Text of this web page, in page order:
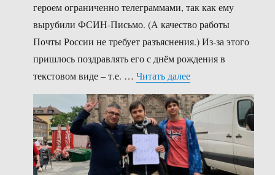
героем ограниченно телеграммами, так как ему
вырубили ФСИН-Письмо. (А качество работы
Почты России не требует разъяснения.) Из-за этого
пришлось поздравлять его с днём рождения в
текстовом виде – т.е. …Читать далее«Теория научного